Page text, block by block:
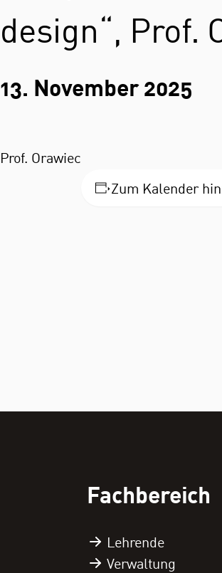
design“, Prof.
13. November 2025
Prof. Orawiec
Zum Kalender
Fachbereich
Lehrende
Verwaltung